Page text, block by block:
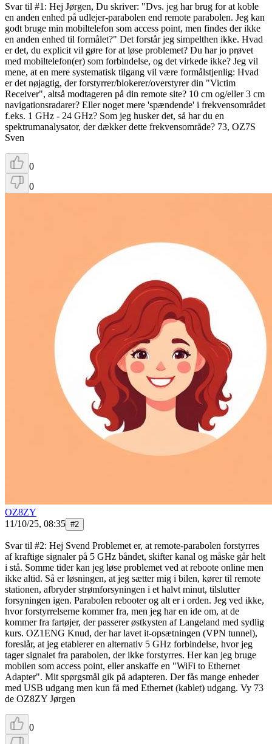
Svar til #1: Hej Jørgen, Du skriver: "Dvs. jeg har brug for at koble
en anden enhed på udlejer-parabolen end remote parabolen. Jeg kan
godt bruge min mobiltelefon som access point, men findes der ikke
en anden enhed til formålet?" Det forstår jeg simpelthen ikke. Hvad
er det, du explicit vil gøre for at løse problemet? Du har jo prøvet
med mobiltelefon(er) som forbindelse, og det virkede ikke? Jeg vil
mene, at en mere systematisk tilgang vil være formålstjenlig: Hvad
er det nøjagtig, der forstyrrer/blokerer/overstyrer din "Victim
Receiver", altså modtageren på din remote site? 10 cm og/eller 3 cm
navigationsradarer? Eller noget mere 'spændende' i frekvensområdet
f.eks. 1 GHz - 24 GHz? Som jeg husker det, så har du en
spektrumanalysator, der dækker dette frekvensområde? 73, OZ7S
Sven
0
0
OZ8ZY
11/10/25, 08:35 #2
Svar til #2: Hej Svend Problemet er, at remote-parabolen forstyrres
af kraftige signaler på 5 GHz båndet, skifter kanal og måske går helt
i stå. Somme tider kan jeg løse problemet ved at reboote online men
ikke altid. Så er løsningen, at jeg sætter mig i bilen, kører til remote
stationen, afbryder strømforsyningen i et halvt minut, tilslutter
forsyningen igen. Parabolen rebooter og alt er i orden. Jeg ved ikke,
hvor forstyrrelserne kommer fra, men jeg har en ide om, at de
kommer fra fartøjer, der passerer østkysten af Langeland med sydlig
kurs. OZ1ENG Knud, der har lavet it-opsætningen (VPN tunnel),
foreslår, at jeg etablerer en alternativ 5 GHz forbindelse, hvor jeg
tager signalet fra parabolen, der ikke forstyrres. Her kan jeg bruge
mobilen som access point, eller anskaffe en "WiFi to Ethernet
Adapter". Mit spørgsmål gik på adapteren. Der fås mange enheder
med USB udgang men kun få med Ethernet (kablet) udgang. Vy 73
de OZ8ZY Jørgen
0